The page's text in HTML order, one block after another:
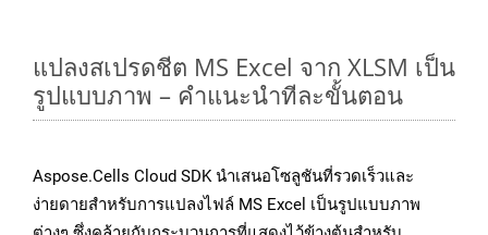
แปลงสเปรดชีต MS Excel จาก XLSM เป็น
รูปแบบภาพ – คำแนะนำทีละขั้นตอน
Aspose.Cells Cloud SDK นำเสนอโซลูชันที่รวดเร็วและ
ง่ายดายสำหรับการแปลงไฟล์ MS Excel เป็นรูปแบบภาพ